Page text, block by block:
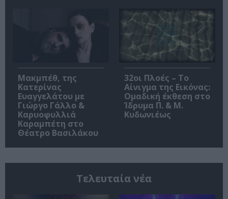
Μακμπέθ, της
Κατερίνας
Ευαγγελάτου με
Γιώργο Γάλλο &
Καρυοφυλλιά
Καραμπέτη στο
Θέατρο Βασιλάκου
32οι Πλοές – Το
Αίνιγμα της Εικόνας:
Ομαδική έκθεση στο
Ίδρυμα Π. & Μ.
Κυδωνιέως
Τελευταία νέα